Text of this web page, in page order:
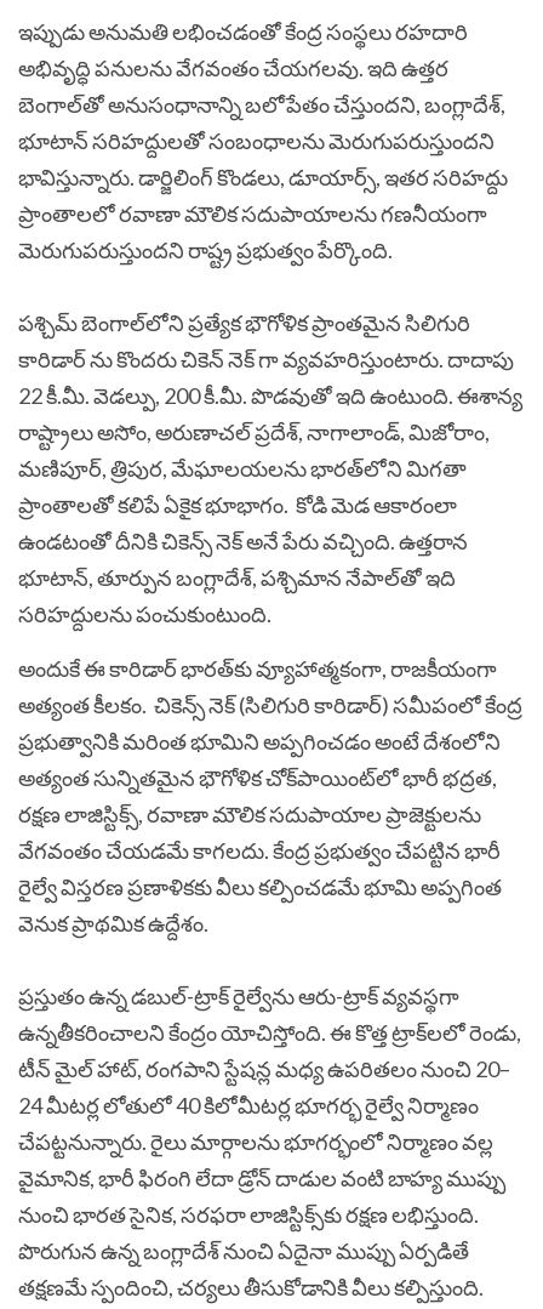
ఇప్పుడు అనుమతి లభించడంతో కేంద్ర సంస్థలు రహదారి
అభివృద్ధి పనులను వేగవంతం చేయగలవు. ఇది ఉత్తర
బెంగాల్‌తో అనుసంధానాన్ని బలోపేతం చేస్తుందని, బంగ్లాదేశ్,
భూటాన్ సరిహద్దులతో సంబంధాలను మెరుగుపరుస్తుందని
భావిస్తున్నారు. డార్జిలింగ్ కొండలు, డూయార్స్, ఇతర సరిహద్దు
ప్రాంతాలలో రవాణా మౌలిక సదుపాయాలను గణనీయంగా
మెరుగుపరుస్తుందని రాష్ట్ర ప్రభుత్వం పేర్కొంది.
పశ్చిమ్ బెంగాల్‌లోని ప్రత్యేక భౌగోళిక ప్రాంతమైన సిలిగురి
కారిడార్ ‌ను కొందరు చికెన్ నెక్ గా వ్యవహరిస్తుంటారు.దాదాపు
22 కీ.మీ. వెడల్పు, 200 కీ.మీ. పొడవుతో ఇది ఉంటుంది. ఈశాన్య
రాష్ట్రాలు అసోం, అరుణాచల్ ప్రదేశ్, నాగాలాండ్, మిజోరాం,
మణిపూర్, త్రిపుర, మేఘాలయలను భారత్‌లోని మిగతా
ప్రాంతాలతో కలిపే ఏకైక భూభాగం. కోడి మెడ ఆకారంలా
ఉండటంతో దీనికి చికెన్స్ నెక్ అనే పేరు వచ్చింది. ఉత్తరాన
భూటాన్, తూర్పున బంగ్లాదేశ్, పశ్చిమాన నేపాల్‌తో ఇది
సరిహద్దులను పంచుకుంటుంది.
అందుకే ఈ కారిడార్ భారత్‌కు వ్యూహాత్మకంగా, రాజకీయంగా
అత్యంత కీలకం. చికెన్స్ నెక్ (సిలిగురి కారిడార్) సమీపంలో కేంద్ర
ప్రభుత్వానికి మరింత భూమిని అప్పగించడం అంటే దేశంలోని
అత్యంత సున్నితమైన భౌగోళిక చోక్‌పాయింట్‌లో భారీ భద్రత,
రక్షణ లాజిస్టిక్స్, రవాణా మౌలిక సదుపాయాల ప్రాజెక్టులను
వేగవంతం చేయడమే కాగలదు. కేంద్ర ప్రభుత్వం చేపట్టిన భారీ
రైల్వే విస్తరణ ప్రణాళికకు వీలు కల్పించడమే భూమి అప్పగింత
వెనుక ప్రాథమిక ఉద్దేశం.
ప్రస్తుతం ఉన్న డబుల్-ట్రాక్ రైల్వేను ఆరు-ట్రాక్ వ్యవస్థగా
ఉన్నతీకరించాలని కేంద్రం యోచిస్తోంది. ఈ కొత్త ట్రాక్‌లలో రెండు,
టీన్ మైల్ హాట్, రంగపాని స్టేషన్ల మధ్య ఉపరితలం నుంచి 20–
24 మీటర్ల లోతులో 40 కిలోమీటర్ల భూగర్భ రైల్వే నిర్మాణం
చేపట్టనున్నారు. రైలు మార్గాలను భూగర్భంలో నిర్మాణం వల్ల
వైమానిక, భారీ ఫిరంగి లేదా డ్రోన్‌ దాడుల వంటి బాహ్య ముప్పు
నుంచి భారత సైనిక, సరఫరా లాజిస్టిక్స్‌కు రక్షణ లభిస్తుంది.
పొరుగున ఉన్న బంగ్లాదేశ్ నుంచి ఏదైనా ముప్పు ఏర్పడితే
తక్షణమే స్పందించి, చర్యలు తీసుకోడానికి వీలు కల్పిస్తుంది.